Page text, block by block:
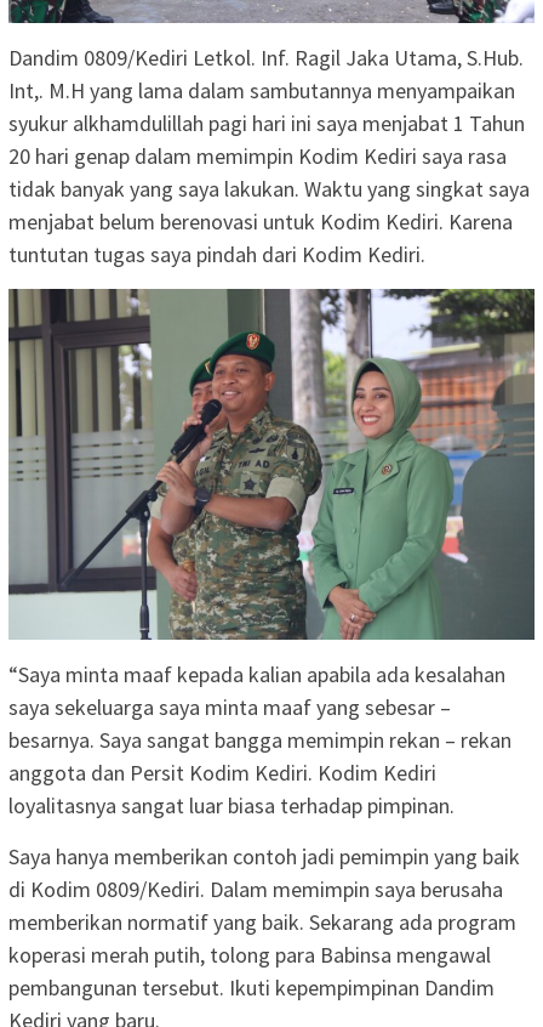
Dandim 0809/Kediri Letkol. Inf. Ragil Jaka Utama, S.Hub.
Int,. M.H yang lama dalam sambutannya menyampaikan
syukur alkhamdulillah pagi hari ini saya menjabat 1 Tahun
20 hari genap dalam memimpin Kodim Kediri saya rasa
tidak banyak yang saya lakukan. Waktu yang singkat saya
menjabat belum berenovasi untuk Kodim Kediri. Karena
tuntutan tugas saya pindah dari Kodim Kediri.
“Saya minta maaf kepada kalian apabila ada kesalahan
saya sekeluarga saya minta maaf yang sebesar –
besarnya. Saya sangat bangga memimpin rekan – rekan
anggota dan Persit Kodim Kediri. Kodim Kediri
loyalitasnya sangat luar biasa terhadap pimpinan.
Saya hanya memberikan contoh jadi pemimpin yang baik
di Kodim 0809/Kediri. Dalam memimpin saya berusaha
memberikan normatif yang baik. Sekarang ada program
koperasi merah putih, tolong para Babinsa mengawal
pembangunan tersebut. Ikuti kepempimpinan Dandim
Kediri yang baru.